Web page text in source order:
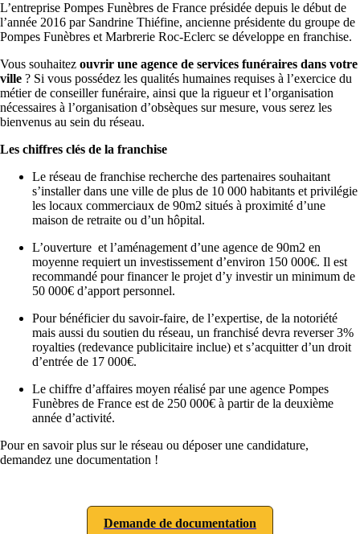
L’entreprise Pompes Funèbres de France présidée depuis le début de
l’année 2016 par Sandrine Thiéfine, ancienne présidente du groupe de
Pompes Funèbres et Marbrerie Roc-Eclerc se développe en franchise.
Vous souhaitez ouvrir une agence de services funéraires dans votre
ville ? Si vous possédez les qualités humaines requises à l’exercice du
métier de conseiller funéraire, ainsi que la rigueur et l’organisation
nécessaires à l’organisation d’obsèques sur mesure, vous serez les
bienvenus au sein du réseau.
Les chiffres clés de la franchise
Le réseau de franchise recherche des partenaires souhaitant
s’installer dans une ville de plus de 10 000 habitants et privilégie
les locaux commerciaux de 90m2 situés à proximité d’une
maison de retraite ou d’un hôpital.
L’ouverture et l’aménagement d’une agence de 90m2 en
moyenne requiert un investissement d’environ 150 000€. Il est
recommandé pour financer le projet d’y investir un minimum de
50 000€ d’apport personnel.
Pour bénéficier du savoir-faire, de l’expertise, de la notoriété
mais aussi du soutien du réseau, un franchisé devra reverser 3%
royalties (redevance publicitaire inclue) et s’acquitter d’un droit
d’entrée de 17 000€.
Le chiffre d’affaires moyen réalisé par une agence Pompes
Funèbres de France est de 250 000€ à partir de la deuxième
année d’activité.
Pour en savoir plus sur le réseau ou déposer une candidature,
demandez une documentation !
Demande de documentation